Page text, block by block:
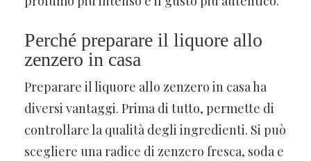
Perché preparare il liquore allo
zenzero in casa
Preparare il liquore allo zenzero in casa ha
diversi vantaggi. Prima di tutto, permette di
controllare la qualità degli ingredienti. Si può
scegliere una radice di zenzero fresca, soda e